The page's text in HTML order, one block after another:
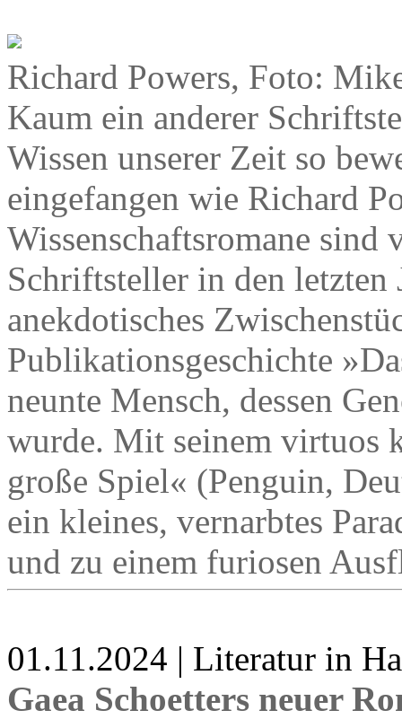
Richard Powers, Foto:
Kaum ein anderer
Wissen unserer Zeit so
eingefangen wie Richard
Wissenschaftsromane
Schriftsteller in den letzten
anekdotisches
Publikationsgeschichte
neunte Mensch, dessen
wurde. Mit seinem virtuos
große Spiel« (Penguin,
ein kleines, vernarbtes
und zu einem furiosen
01.11.2024 | Literatur in
Gaea Schoetters neuer